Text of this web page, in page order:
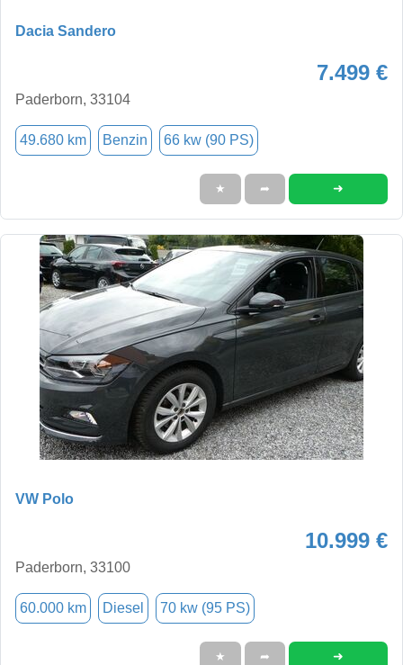
Dacia Sandero
7.499 €
Paderborn, 33104
49.680 km Benzin 66 kw (90 PS)
★ ➦ ➜
VW Polo
10.999 €
Paderborn, 33100
60.000 km Diesel 70 kw (95 PS)
★ ➦ ➜